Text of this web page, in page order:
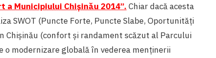
a Municipiului Chișinău 2014”. Chiar dacă acesta
SWOT (Puncte Forte, Puncte Slabe, Oportunități
Chișinău (confort și randament scăzut al Parcului
o modernizare globală în vederea menținerii